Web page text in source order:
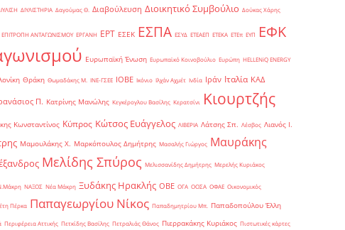
ΔΙΥΛΙΣΤΗΡΙΑ Δαγούμας Θ. Διαβούλευση Διοικητικό Συμβούλιο Δούκας Χάρης
ΕΠΙΤΡΟΠΗ ΑΝΤΑΓΩΝΙΣΜΟΥ ΕΡΓΑΝΗ ΕΡΤ ΕΣΕΚ ΕΣΠΑ ΕΣΥΔ ΕΤΕΑΕΠ ΕΤΕΚΑ ΕΤΕπ ΕΥΠ ΕΦΚ
Ευρωπαϊκή Ένωση Ευρωπαϊκό Κοινοβούλιο Ευρώπη ΗELLENiQ ENERGY
Θράκη Θωμαδάκης Μ. ΙΝΕ-ΓΣΕΕ ΙΟΒΕ Ικόνιο Ιλχάν Αχμέτ Ινδία Ιράν Ιταλία ΚΑΔ
Π. Κατρίνης Μανώλης Κεγκέρογλου Βασίλης Κερατσίνι
Κιουρτζής
Κωνσταντίνος Κύπρος Κώτσος Ευάγγελος ΛΙΒΕΡΙΑ Λάτσης Σπ. Λέσβος Λιανός Ι.
Μαμουλάκης Χ. Μαρκόπουλος Δημήτρης Μασαλής Γιώργος Μαυράκης
Μελίδης Σπύρος Μελισσανίδης Δημήτρης Μερελής Κυριάκος
ΝΑΞΟΣ Νέα Μάκρη Ξυδάκης Ηρακλής ΟΒΕ ΟΓΑ ΟΟΣΑ ΟΦΑΕ Οικονομικός
Πέρκα Παπαγεωργίου Νίκος Παπαδημητρίου Μπ. Παπαδοπούλου Έλλη
Περιφέρεια Αττικής Πετκίδης Βασίλης Πετραλιάς Θάνος Πιερρακάκης Κυριάκος Πιστωτικές κάρτες